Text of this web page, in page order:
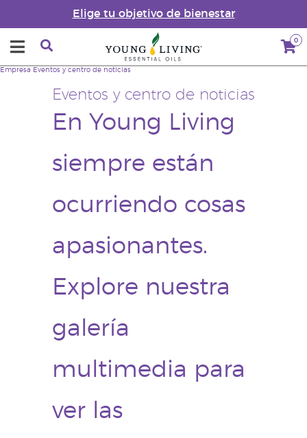
Elige tu objetivo de bienestar
0
Eventos y centro de noticias
En Young Living
siempre están
ocurriendo cosas
apasionantes.
Explore nuestra
galería
multimedia para
ver las
Empresa Eventos y centro de noticias